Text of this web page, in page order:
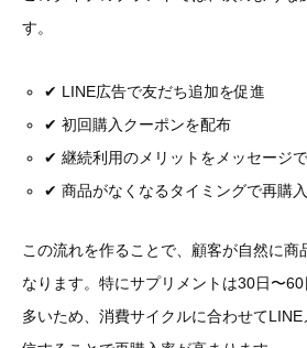
す。
✔ LINE広告で友だち追加を促進
✔ 初回購入クーポンを配布
✔ 継続利用のメリットをメッセージ
✔ 商品がなくなるタイミングで再購
この流れを作ることで、顧客が自然に商
なります。特にサプリメントは30日〜
多いため、消費サイクルに合わせて